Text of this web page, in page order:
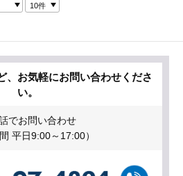
10件
、お気軽にお問い合わせくださ
い。
でお問い合わせ
平日9:00～17:00）